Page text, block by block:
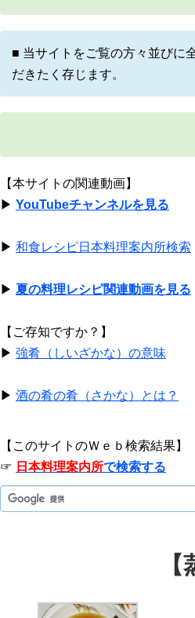
■ 当サイトをご覧の方々並びに
だきたく存じます。
【本サイトの関連動画】
▶ YouTubeチャンネルを見る
▶ 和食レシピ日本料理案内所検索
▶ 夏の料理レシピ関連動画を見る
【ご存知ですか？】
▶ 強肴（しいざかな）の意味
▶ 酒の肴の肴（さかな）とは？
【このサイトのＷｅｂ検索結果】
☞ 日本料理案内所で検索する